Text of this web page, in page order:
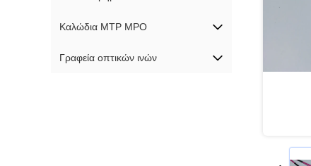
Καλώδια MTP MPO
Γραφεία οπτικών ινών